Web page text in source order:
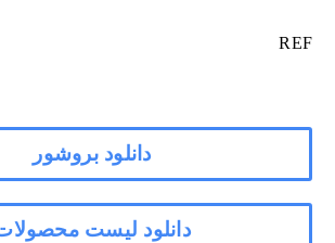
REF
دانلود بروشور
دانلود لیست محصولات